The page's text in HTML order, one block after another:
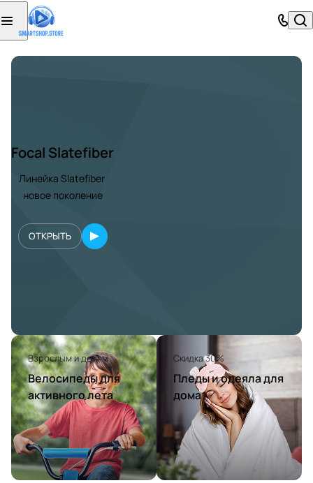
Focal Slatefiber
Линейка Slatefiber
новое поколение
ОТКРЫТЬ
Взрослым и детям
Велосипеды для
активного лета
Скидка 30%
Пледы и одеяла для
дома